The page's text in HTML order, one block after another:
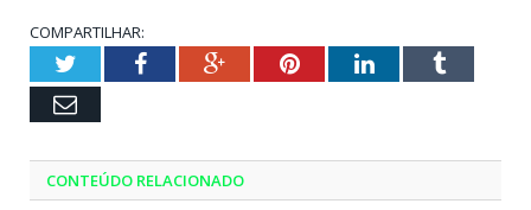
COMPARTILHAR:
TwitterFacebookGoogle+PinterestLinkedInTumblr
Email
CONTEÚDO RELACIONADO